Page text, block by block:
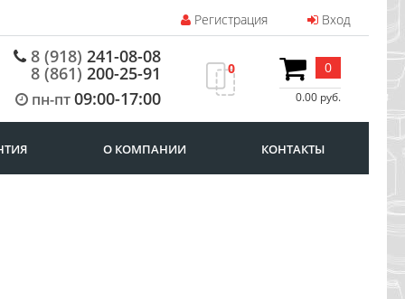
Регистрация Вход
8 (918) 241-08-08
8 (861) 200-25-91
пн-пт09:00-17:00
0 0
0.00 руб.
О КОМПАНИИ КОНТАКТЫ